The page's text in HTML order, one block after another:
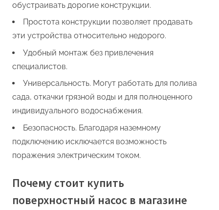
обустраивать дорогие конструкции.
Простота конструкции позволяет продавать
эти устройства относительно недорого.
Удобный монтаж без привлечения
специалистов.
Универсальность. Могут работать для полива
сада, откачки грязной воды и для полноценного
индивидуального водоснабжения.
Безопасность. Благодаря наземному
подключению исключается возможность
поражения электрическим током.
Почему стоит купить
поверхностный насос в магазине